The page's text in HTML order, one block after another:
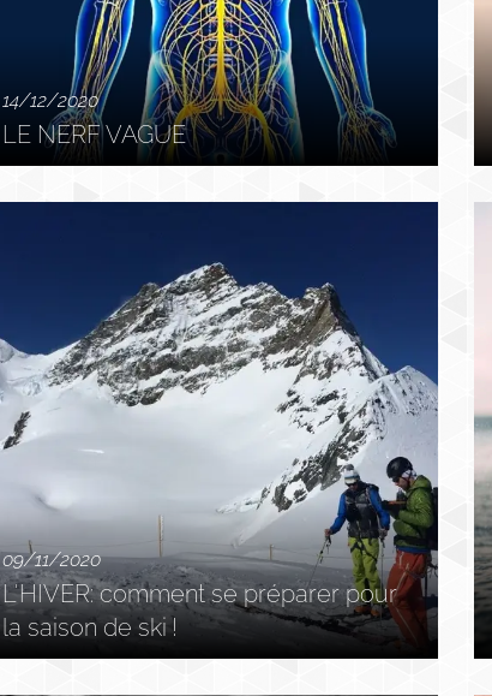
14/12/2020
LE NERF VAGUE
09/11/2020
L'HIVER: comment se préparer pour
la saison de ski !